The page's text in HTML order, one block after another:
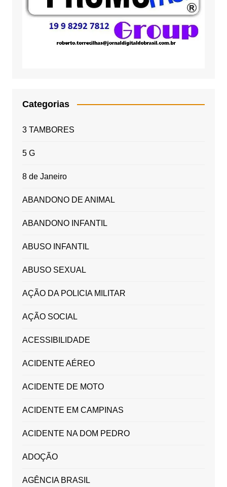
Categorias
3 TAMBORES
5 G
8 de Janeiro
ABANDONO DE ANIMAL
ABANDONO INFANTIL
ABUSO INFANTIL
ABUSO SEXUAL
AÇÃO DA POLICIA MILITAR
AÇÃO SOCIAL
ACESSIBILIDADE
ACIDENTE AÉREO
ACIDENTE DE MOTO
ACIDENTE EM CAMPINAS
ACIDENTE NA DOM PEDRO
ADOÇÃO
AGÊNCIA BRASIL